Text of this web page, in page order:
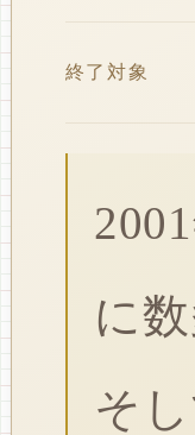
終了対象
に
そ